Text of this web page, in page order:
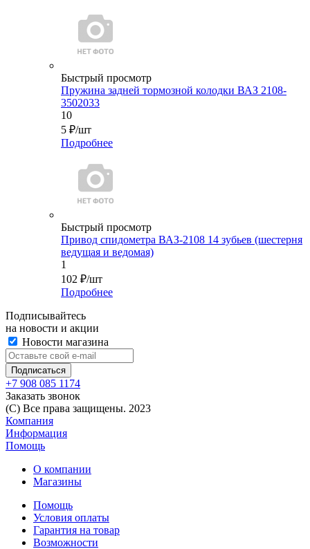
Быстрый просмотр
Пружина задней тормозной колодки ВАЗ 2108-
3502033
10
5 ₽/шт
Подробнее
Быстрый просмотр
Привод спидометра ВАЗ-2108 14 зубьев (шестерня
ведущая и ведомая)
1
102 ₽/шт
Подробнее
Подписывайтесь
на новости и акции
Новости магазина
+7 908 085 1174
Заказать звонок
(C) Все права защищены. 2023
Компания
Информация
Помощь
О компании
Магазины
Помощь
Условия оплаты
Гарантия на товар
Возможности